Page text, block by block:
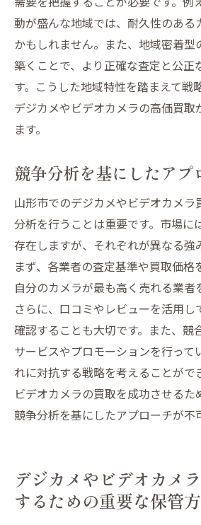
動が盛んな地域では、耐久性のある
かもしれません。また、地域密着型
築くことで、より正確な査定と公正
す。こうした地域特性を踏まえて戦
デジカメやビデオカメラの高価買取
ます。
競争分析を基にしたアプ
山形市でのデジカメやビデオカメラ
分析を行うことは重要です。市場に
存在しますが、それぞれが異なる強
まず、各業者の査定基準や買取価格
自分のカメラが最も高く売れる業者
さらに、口コミやレビューを活用し
確認することも大切です。また、競
サービスやプロモーションを行って
れに対抗する戦略を考えることがで
ビデオカメラの買取を成功させるた
競争分析を基にしたアプローチが不
デジカメやビデオカメ
するための重要な保管